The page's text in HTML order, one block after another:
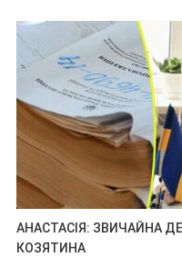
АНАСТАСІЯ: ЗВИЧАЙНА
КОЗЯТИНА